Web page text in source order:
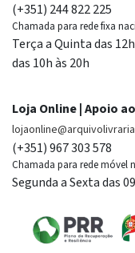
(+351) 244 822 225
Chamada para rede fixa
Terça a Quinta das
das 10h às 20h
Loja Online | Apoio
(+351) 967 303 578
Chamada para rede móvel
Segunda a Sexta das